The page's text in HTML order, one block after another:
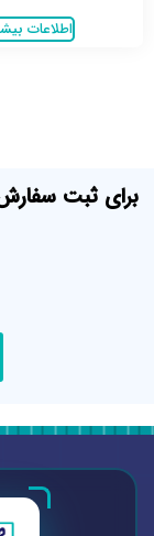
اطلاعات
برای ثبت